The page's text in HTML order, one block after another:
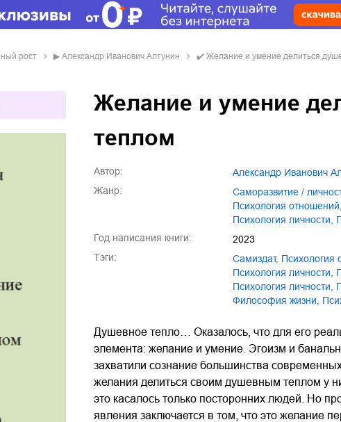
рост ▶ Александр Иванович Алтунин ✔️ Желание и умение делиться
Желание и умение
теплом
Автор:
Александр Иванович
Жанр:
саморазвитие /
психология отношений
психология личности
Год написания книги:
2023
Тэги:
Самиздат,
психология личности
Психология личности
Философия жизни
Душевное тепло… Оказалось, что для его
элемента: желание и умение. Эгоизм и
захватили сознание большинства
желания делиться своим душевным теплом у
это касалось только посторонних людей. Но
явления заключается в том, что это желание